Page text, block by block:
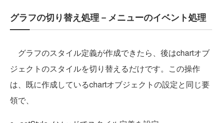
グラフの切り替え処理－メニューのイベント処理
グラフのスタイル定義が作成できたら、後はchartオブ
ジェクトのスタイルを切り替えるだけです。この操作
は、既に作成しているchartオブジェクトの設定と同じ要
領で、